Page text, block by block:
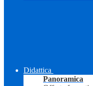
Didattica
Panoramica